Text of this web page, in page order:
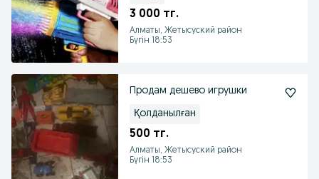
3 000 тг.
Алматы, Жетысуский район
Бүгін 18:53
Продам дешево игрушки
Қолданылған
500 тг.
Алматы, Жетысуский район
Бүгін 18:53